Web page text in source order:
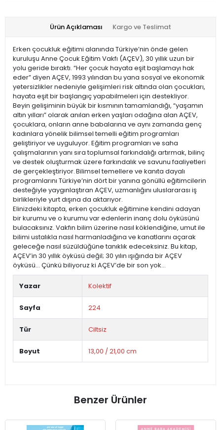
Ürün Açıklaması Kargo ve Teslimat
Erken çocukluk eğitimi alanında Türkiye’nin önde gelen
kuruluşu Anne Çocuk Eğitim Vakfı (AÇEV), 30 yıllık uzun bir
yolu geride bıraktı. “Her çocuk hayata eşit başlamayı hak
eder” diyen AÇEV, 1993 yılından bu yana sosyal ve ekonomik
yetersizlikler nedeniyle gelişimleri risk altında olan çocukları,
hayata eşit bir başlangıç yapabilmeleri için destekliyor.
Beyin gelişiminin büyük bir kısmının tamamlandığı, “yaşamın
altın yılları” olarak anılan erken yaşları odağına alan AÇEV,
çocuklara, onların anne babalarına ve aynı zamanda genç
kadınlara yönelik bilimsel temelli eğitim programları
geliştiriyor ve uyguluyor. Eğitim programları ve saha
çalışmalarının yanı sıra toplumsal farkındalığı artırmak, bilinç
ve destek oluşturmak üzere farkındalık ve savunu faaliyetleri
de gerçekleştiriyor. Bilimsel temellere ve kanıta dayalı
programlarını Türkiye’nin dört bir yanına gönüllü eğitimcilerin
desteğiyle yaygınlaştıran AÇEV, uzmanlığını uluslararası iş
birlikleriyle yurt dışına da aktarıyor.
Elinizdeki kitapta, erken çocukluk eğitimine kendini adayan
bir kurumu ve o kurumu var edenlerin inanç dolu öyküsünü
bulacaksınız. Vakfın bilim üzerine nasıl köklendiğine, umut ile
bilimi ustalıkla nasıl harmanladığına ve kanatlarını açarak
geleceğe nasıl süzüldüğüne tanıklık edeceksiniz. Bu kitap,
AÇEV’in 30 yıllık öyküsü değil; 30 yılın ışığında bir AÇEV
öyküsü… Çünkü biliyoruz ki AÇEV’de bir son yok…
Yazar Kolektif
Sayfa 224
Tür Ciltsiz
Boyut 13,00 / 21,00 cm
Benzer Ürünler